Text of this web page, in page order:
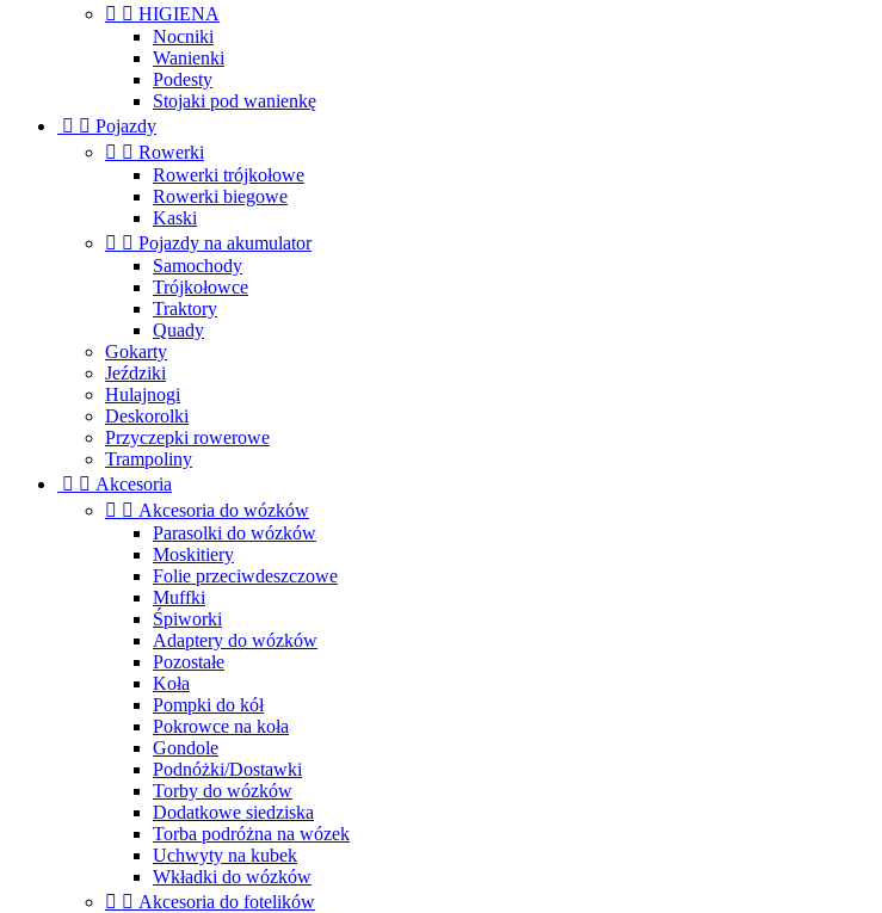
  HIGIENA
Nocniki
Wanienki
Podesty
Stojaki pod wanienkę
  Pojazdy
  Rowerki
Rowerki trójkołowe
Rowerki biegowe
Kaski
  Pojazdy na akumulator
Samochody
Trójkołowce
Traktory
Quady
Gokarty
Jeździki
Hulajnogi
Deskorolki
Przyczepki rowerowe
Trampoliny
  Akcesoria
  Akcesoria do wózków
Parasolki do wózków
Moskitiery
Folie przeciwdeszczowe
Muffki
Śpiworki
Adaptery do wózków
Pozostałe
Koła
Pompki do kół
Pokrowce na koła
Gondole
Podnóżki/Dostawki
Torby do wózków
Dodatkowe siedziska
Torba podróżna na wózek
Uchwyty na kubek
Wkładki do wózków
  Akcesoria do fotelików